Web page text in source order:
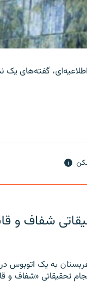
شفاف و
به یک اتوبوس
تحقیقاتی «شفاف و